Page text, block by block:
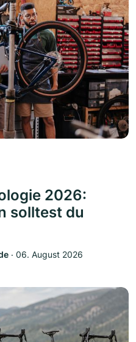
2026:
solltest du
‧ 06. August 2026